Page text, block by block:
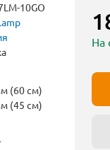
10GO
(60 см)
(45 см)
На